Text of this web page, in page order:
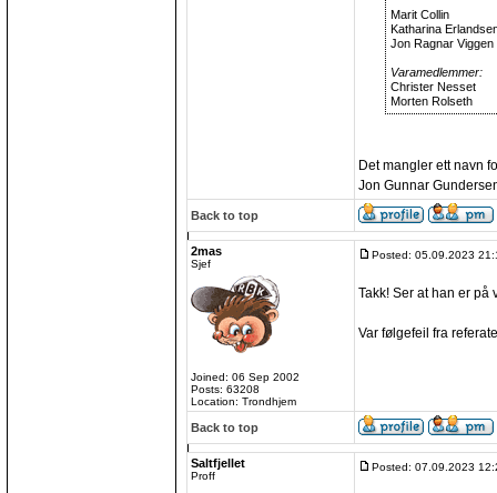
Marit Collin
Katharina
Jon Ragnar
Varamedlemmer:
Christer Nesset
Morten Rolseth
Det mangler ett navn
Jon Gunnar
Back to top
2mas
Sjef
Joined: 06 Sep 2002
Posts: 63208
Location: Trondhjem
Posted: 05.09.2023
Takk! Ser at han er på
Var følgefeil fra
Back to top
Saltfjellet
Proff
Posted: 07.09.2023